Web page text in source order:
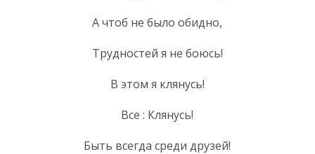
А чтоб не было обидно,
Трудностей я не боюсь!
В этом я клянусь!
Все : Клянусь!
Быть всегда среди друзей!